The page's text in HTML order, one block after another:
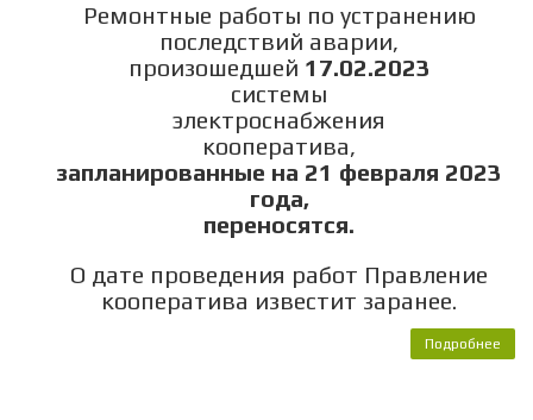
Ремонтные работы по устранению
последствий аварии,
произошедшей 17.02.2023
системы
электроснабжения
кооператива,
запланированные на 21 февраля 2023
года,
переносятся.
О дате проведения работ Правление
кооператива известит заранее.
Подробнее